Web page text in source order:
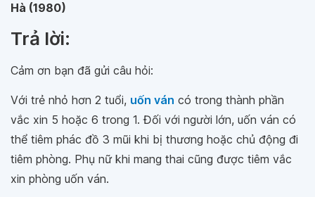
Hà (1980)
Trả lời:
Cảm ơn bạn đã gửi câu hỏi:
Với trẻ nhỏ hơn 2 tuổi, uốn ván có trong thành phần
vắc xin 5 hoặc 6 trong 1. Đối với người lớn, uốn ván có
thể tiêm phác đồ 3 mũi khi bị thương hoặc chủ động đi
tiêm phòng. Phụ nữ khi mang thai cũng được tiêm vắc
xin phòng uốn ván.